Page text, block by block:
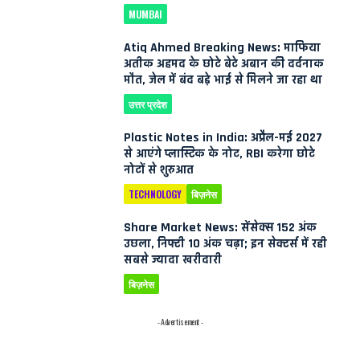
MUMBAI
Atiq Ahmed Breaking News: माफिया
अतीक अहमद के छोटे बेटे अबान की दर्दनाक
मौत, जेल में बंद बड़े भाई से मिलने जा रहा था
उत्तर प्रदेश
Plastic Notes in India: अप्रैल-मई 2027
से आएंगे प्लास्टिक के नोट, RBI करेगा छोटे
नोटों से शुरुआत
TECHNOLOGY बिज़नेस
Share Market News: सेंसेक्स 152 अंक
उछला, निफ्टी 10 अंक चढ़ा; इन सेक्टर्स में रही
सबसे ज्यादा खरीदारी
बिज़नेस
- Advertisement -